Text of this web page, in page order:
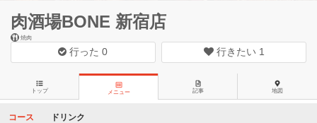
肉酒場BONE 新宿店
焼肉
行った0 行きたい 1
トップ メニュー 記事 地図
コース ドリンク